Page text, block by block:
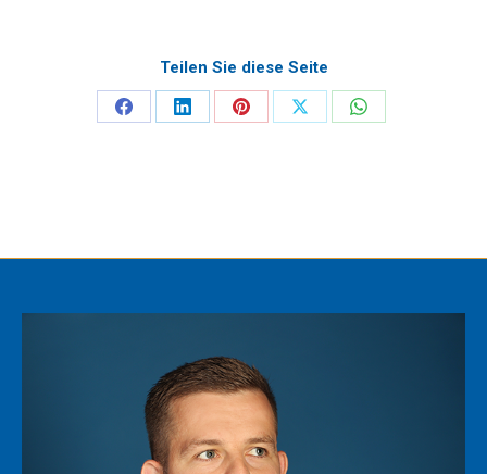
Teilen Sie diese Seite
Share
Share
Share
Share
Share